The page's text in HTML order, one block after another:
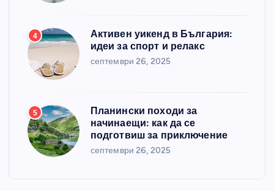
4
Активен уикенд в България:
идеи за спорт и релакс
септември 26, 2025
5
Планински походи за
начинаещи: как да се
подготвиш за приключение
септември 26, 2025